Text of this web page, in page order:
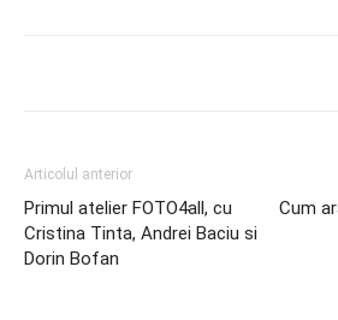
Articolul anterior
Primul atelier FOTO4all, cu
Cristina Tinta, Andrei Baciu si
Dorin Bofan
Cum